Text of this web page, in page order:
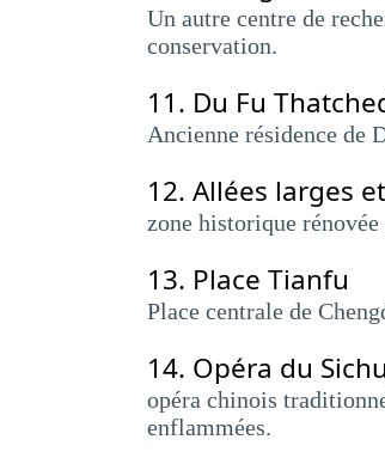
Un autre centre de
conservation.
11. Du Fu
Ancienne résidence de
12. Allées larges
zone historique
13. Place Tianfu
Place centrale de
14. Opéra du
opéra chinois
enflammées.